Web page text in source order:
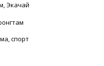
Экачай
спорт